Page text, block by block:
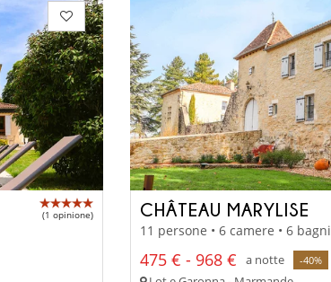
(1 opinione) CHÂTEAU MARYLISE
11 persone • 6 camere • 6 bagni
475 € - 968 € a notte -40%